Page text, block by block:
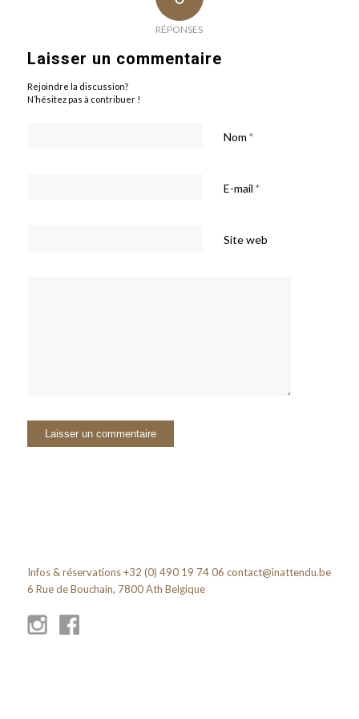
RÉPONSES
Laisser un commentaire
Rejoindre la discussion?
N’hésitez pas à contribuer !
Nom *
E-mail *
Site web
Infos & réservations +32 (0) 490 19 74 06 contact@inattendu.be
6 Rue de Bouchain, 7800 Ath Belgique